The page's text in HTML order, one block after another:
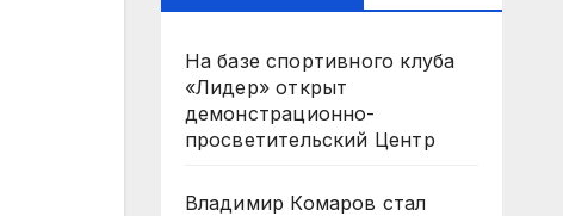
На базе спортивного клуба
«Лидер» открыт
демонстрационно-
просветительский Центр
Владимир Комаров стал